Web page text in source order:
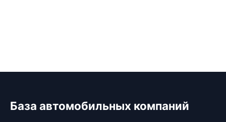
База автомобильных компаний